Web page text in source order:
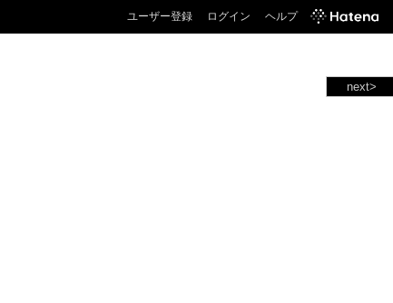
ユーザー登録 ログイン ヘルプ
next>